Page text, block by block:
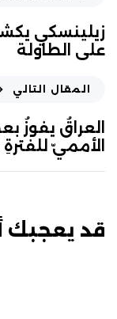
زيلينسكي
على الطاولة
المقال التالي
العراقُ
الأمميّ للفترةِ 2026 – 2028
قد يعجبك